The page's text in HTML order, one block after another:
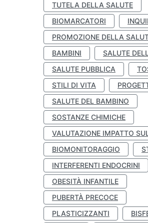
TUTELA DELLA SALUTE
BIOMARCATORI
PROMOZIONE DELLA
BAMBINI
SALUTE
SALUTE PUBBLICA
STILI DI VITA
SALUTE DEL BAMBINO
SOSTANZE CHIMICHE
VALUTAZIONE IMPATTO
BIOMONITORAGGIO
INTERFERENTI ENDOCRINI
OBESITÀ INFANTILE
PUBERTÀ PRECOCE
PLASTICIZZANTI